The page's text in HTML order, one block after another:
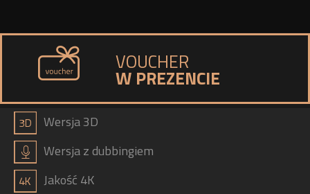
VOUCHER
W PREZENCIE
a Wersja 3D
h Wersja z dubbingiem
b Jakość 4K